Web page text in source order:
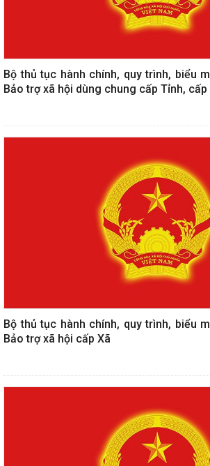
Bộ thủ tục hành chính, quy trình, biểu
Bảo trợ xã hội dùng chung cấp Tỉnh, cấp
Bộ thủ tục hành chính, quy trình, biểu
Bảo trợ xã hội cấp Xã